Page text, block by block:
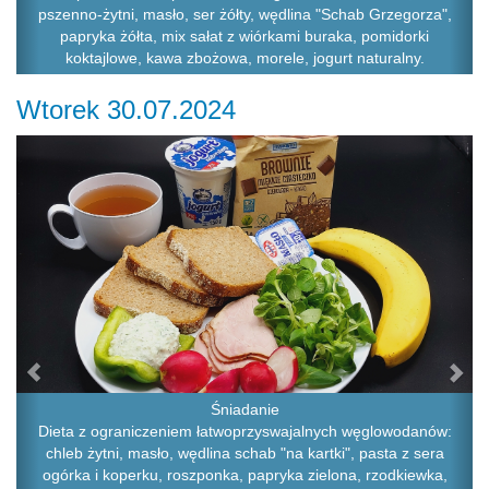
pszenno-żytni, masło, ser żółty, wędlina "Schab Grzegorza",
papryka żółta, mix sałat z wiórkami buraka, pomidorki
koktajlowe, kawa zbożowa, morele, jogurt naturalny.
Wtorek 30.07.2024
Śniadanie
Dieta z ograniczeniem łatwoprzyswajalnych węglowodanów:
chleb żytni, masło, wędlina schab "na kartki", pasta z sera
ogórka i koperku, roszponka, papryka zielona, rzodkiewka,